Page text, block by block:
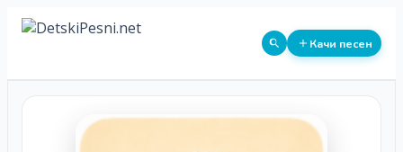
Качи песен